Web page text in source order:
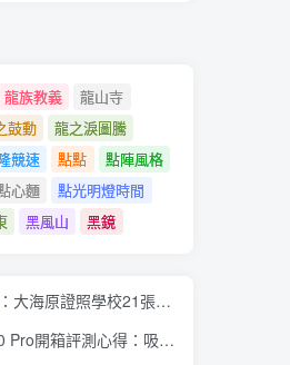
龍族教義
龍山寺
鼓動
龍之淚圖騰
競速 點點
點陣風格
心麵
點光明燈時間
黑風山 黑鏡
人中之龍8攻略心得：大海原證照學校21張證照必勝法 全考題200題答案整理
小米無線洗地機W10 Pro開箱評測心得：吸塵拖地清洗3合1、90度可調式機身、續航力35分鐘、售價15995元